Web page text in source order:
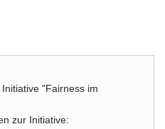
"Fairness im
zur Initiative: